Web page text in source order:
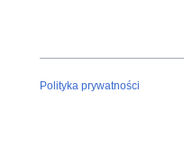
Polityka prywatności